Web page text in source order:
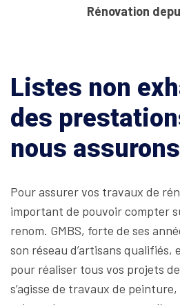
Rénovation
Listes non
des
nous
Pour assurer vos travaux de
important de pouvoir compter
renom. GMBS, forte de ses
son réseau d’artisans qualifiés,
pour réaliser tous vos projets
s’agisse de travaux de